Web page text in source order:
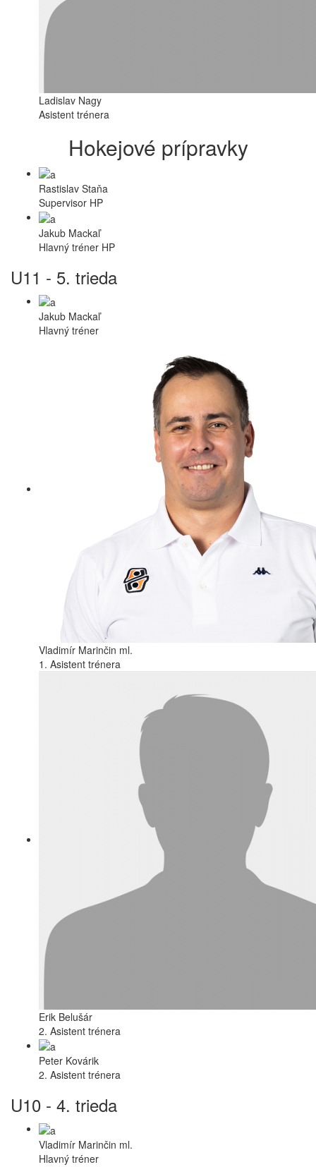
Ladislav Nagy
Asistent trénera
Hokejové prípravky
Rastislav Staňa
Supervisor HP
Jakub Mackaľ
Hlavný tréner HP
U11 - 5. trieda
Jakub Mackaľ
Hlavný tréner
Vladimír Marinčin ml.
1. Asistent trénera
Erik Belušár
2. Asistent trénera
Peter Kovárik
2. Asistent trénera
U10 - 4. trieda
Vladimír Marinčin ml.
Hlavný tréner